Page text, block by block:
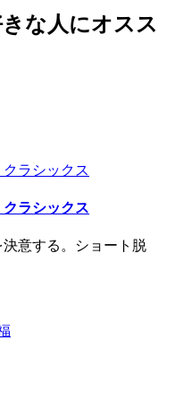
な人にオスス
ラシックス
ラシックス
意する。ショート脱